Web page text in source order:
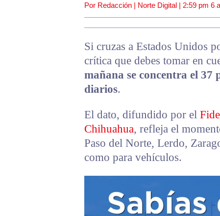
Por Redacción | Norte Digital | 2:59 pm 6
Si cruzas a Estados Unidos
crítica que debes tomar en
mañana se concentra el 37
diarios.
El dato, difundido por el
Chihuahua, refleja el
Paso del Norte, Lerdo,
como para vehículos.